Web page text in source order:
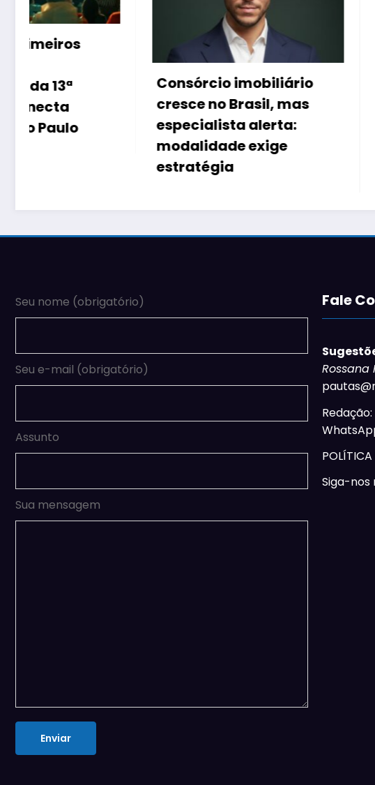
Consórcio imobiliário
cresce no Brasil, mas
especialista alerta:
modalidade exige
Inteligência
muda a forma
brasileiros
imóveis na
Seu nome (obrigatório)
Seu e-mail (obrigatório)
Assunto
Sua mensagem
Fale
Rossana
Redação:
Siga-nos